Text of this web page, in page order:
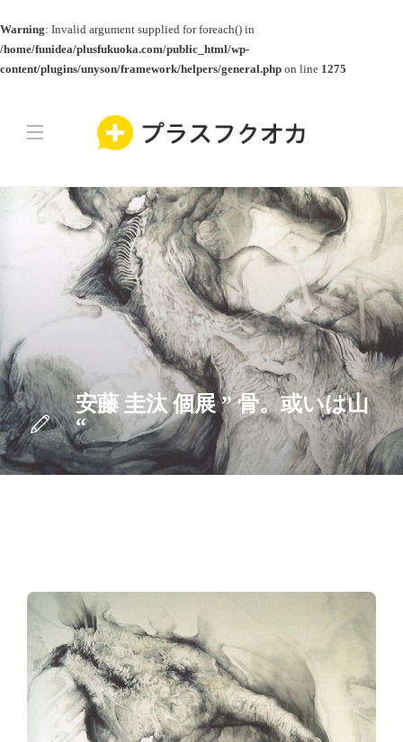
Warning: Invalid argument supplied for foreach() in
/home/funidea/plusfukuoka.com/public_html/wp-
content/plugins/unyson/framework/helpers/general.php on line 1275
安藤 圭汰 個展 ” 骨。或いは山
“